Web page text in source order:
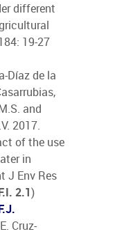
different
19-27
Díaz de la
and
2017.
of the use
in
J Env Res
2.1)
Cruz-